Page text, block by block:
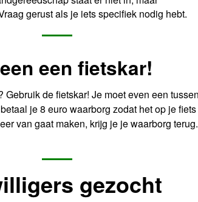
gerust als je iets specifiek nodig hebt.
een fietskar!
de fietskar! Je moet even een
je 8 euro waarborg zodat het op je
van gaat maken, krijg je je waarborg terug.
gezocht